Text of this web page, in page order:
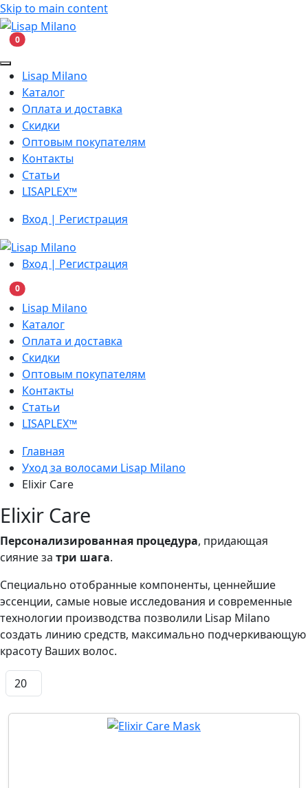
Skip to main content
0В корзину
Lisap Milano
Каталог
Оплата и доставка
Скидки
Оптовым покупателям
Контакты
Статьи
LISAPLEX™
Вход | Регистрация
Вход | Регистрация
0В корзину
Lisap Milano
Каталог
Оплата и доставка
Скидки
Оптовым покупателям
Контакты
Статьи
LISAPLEX™
Главная
Уход за волосами Lisap Milano
Elixir Care
Elixir Care
Персонализированная процедура, придающая
сияние за три шага.
Специально отобранные компоненты, ценнейшие
эссенции, самые новые исследования и современные
технологии производства позволили Lisap Milano
создать линию средств, максимально подчеркивающую
красоту Ваших волос.